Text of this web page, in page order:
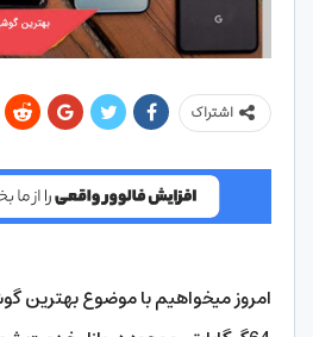
اشتراک
امروز میخواهیم با موضوع بهترین